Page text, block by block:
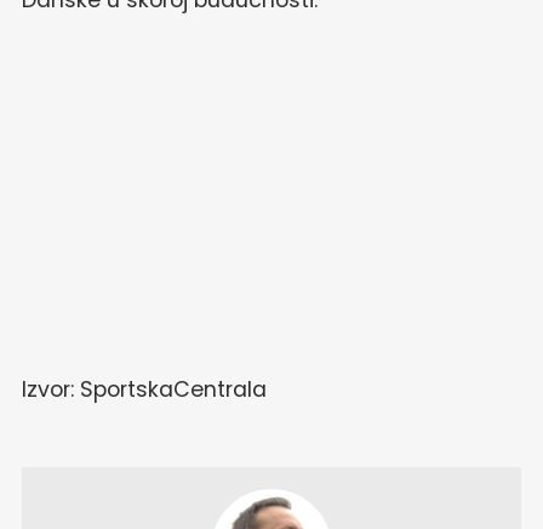
Izvor: SportskaCentrala